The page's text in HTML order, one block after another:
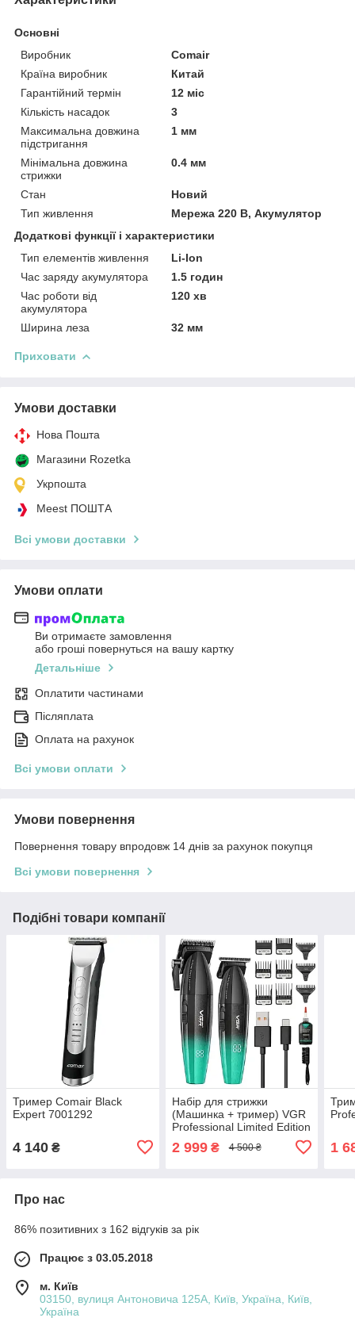
Основні
Виробник
Comair
Країна виробник
Китай
Гарантійний термін
12 міс
Кількість насадок
3
Максимальна довжина
підстригання
1 мм
Мінімальна довжина
стрижки
0.4 мм
Стан
Новий
Тип живлення
Мережа 220 В, Акумулятор
Додаткові функції і характеристики
Тип елементів живлення
Li-Ion
Час заряду акумулятора
1.5 годин
Час роботи від
акумулятора
120 хв
Ширина леза 32 мм
Приховати
Умови доставки
Нова Пошта
Магазини Rozetka
Укрпошта
Meest ПОШТА
Всі умови доставки
Умови оплати
Ви отримаєте замовлення
або гроші повернуться на вашу картку
Детальніше
Оплатити частинами
Післяплата
Оплата на рахунок
Всі умови оплати
Умови повернення
Повернення товару впродовж 14 днів за рахунок покупця
Всі умови повернення
Подібні товари компанії
Тример Comair Black
Expert 7001292
4 140 ₴
Набір для стрижки
(Машинка + тример) VGR
Professional Limited Edition
2 999₴ 4 500 ₴ 1
Про нас
86% позитивних з 162 відгуків за рік
Працює з 03.05.2018
м. Київ
03150, вулиця Антоновича 125А, Київ, Україна, Київ,
Україна